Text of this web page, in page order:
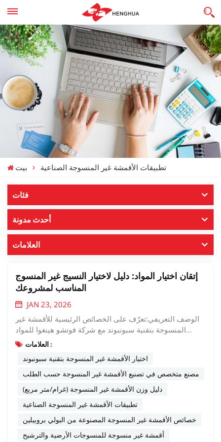
بيت تطبيقات الأقمشة غير المنسوجة الصناعية
فئات
أحدث مدونة
العلامات
إتقان اختيار المواد: دليل لاختيار النسيج غير المنسوج
المناسب لمشروعك
JAN 23, 2026
الوصف التعريفي:تعرّف على الخصائص الرئيسية للأقمشة غير
المنسوجة بتقنية سبونبوند مع شركة فوتشو هينغوا للمواد
الجديدة. يساعدك هذا الدليل على اختيار الوزن والعرض
والنظافة.إن اختيار المادة المثالية لمنتجك قد يكون الفيصل بين
النجاح والفشل. وذلك في تطبيقات صناعية واستهلاكية لا حصر
لها.نسيج غير منسوج من البولي بروبيلين المغزولبرزت هذه
التقنية كخيارٍ رائد، إذ تُقدّم مزيجًا مثاليًا من القوة والتنوع
والفعالية من حيث التكلفة. ولكن، مع استخدام مصطلحات مثل
GSM، واتجاه الألياف، ومقاومة الأشعة فوق البنفسجية، كيف
يُمكنك اجتياز عملية الاختيار؟فيفوتشو هنغوا المواد الجديدة
المحدودةنحن متخصصون في تصنيع أقمشة غير منسوجة عالية
العلامات :
اختيار الأقمشة غير المنسوجة بتقنية سبونبوند
مصنع متخصص في تصنيع الأقمشة غير المنسوجة حسب الطلب
دليل وزن الأقمشة غير المنسوجة (غرام/متر مربع)
تطبيقات الأقمشة غير المنسوجة الصناعية
خصائص الأقمشة غير المنسوجة المصنوعة من البولي بروبيلين
أقمشة غير منسوجة للمنسوجات الأرضية والترشيح